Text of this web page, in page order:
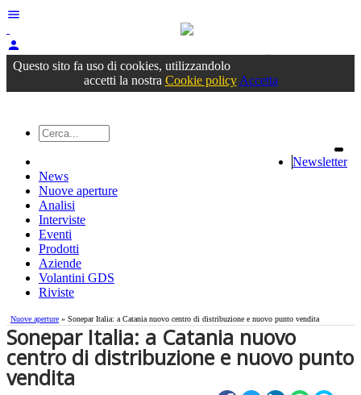
menu
person
Accedioppure registrati
Questo sito fa uso di cookies, utilizzandolo
accetti la nostra Cookie policy Accetta
Newsletter
News
Nuove aperture
Analisi
Interviste
Eventi
Prodotti
Aziende
Volantini GDS
Riviste
Nuove aperture » Sonepar Italia: a Catania nuovo centro di distribuzione e nuovo punto vendita
Sonepar Italia: a Catania nuovo
centro di distribuzione e nuovo punto
vendita